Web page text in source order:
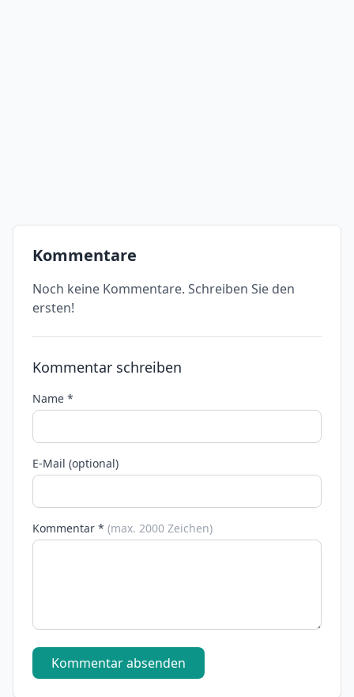
Kommentare
Noch keine Kommentare. Schreiben Sie den
ersten!
Kommentar schreiben
Name *
E-Mail (optional)
Kommentar * (max. 2000 Zeichen)
Kommentar absenden